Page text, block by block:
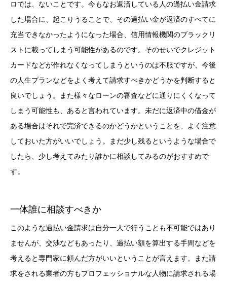
ロでは、ないことです。今もなお返済している人の過払い金請求
した場合に、起こりうることで、その過払い金が返済のすべてに
充当できなかったようになった場合、信用情報機関のブラックリ
ストに載ってしまう可能性があるのです。そのせいでクレジット
カードなどが作れなくなってしまうというのは不服ですが、今後
の人生プランなどをよく考えて請求すべきかどうかを判断すると
良いでしょう。また様々なローンの審査などに通りにくくなって
しまう可能性も、あると言われています。未だに返済中の借金が
ある場合はそれで完済できるのかどうかということを、よく注意
しておいた方がいいでしょう。まだ少し残るというような場合で
したら、少し考えてみたり誰かに相談してみるのがおすすめで
す。
一体誰に相談すべきか
このような過払い金請求は自分一人で行うことも不可能ではあり
ませんが、交渉などもあったり、過払い額を算出する手間などを
考えると専門家に頼んだ方がいいということが言えます。また請
求をされる業者の方もプロフェッショナルな人物に請求される場